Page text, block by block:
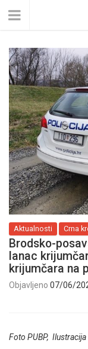
Aktualnosti Crna
Brodsko-
lanac
krijumčara na
Objavljeno 07/06/
Foto PUBP, Ilustracija